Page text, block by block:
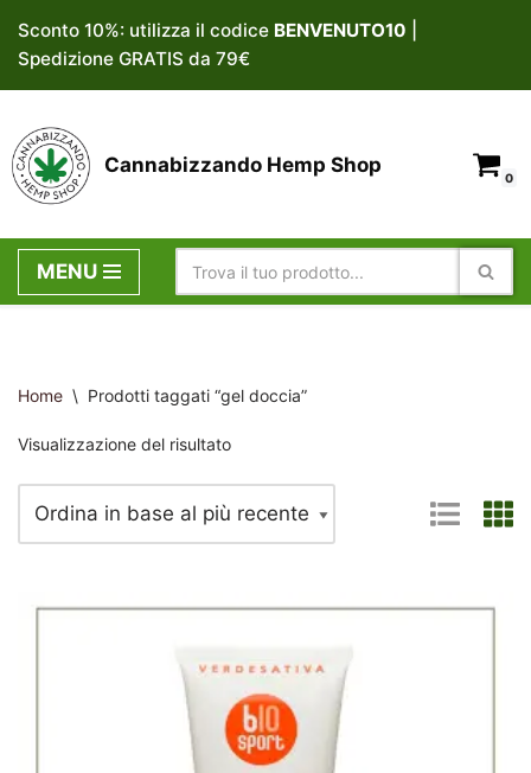
Vai
al
contenuto
Sconto 10%: utilizza il codice BENVENUTO10
Spedizione GRATIS da 79€
Cannabizzando Hemp Shop
0
MENU
Home \ Prodotti taggati “gel doccia”
Visualizzazione del risultato